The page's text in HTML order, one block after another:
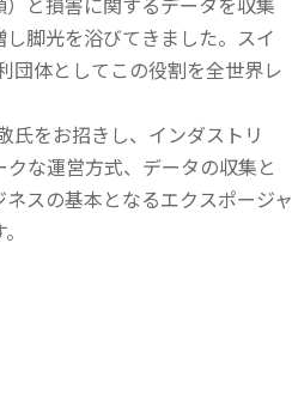
脚光を浴びてきました。スイ
団体としてこの役割を全世界レ
氏をお招きし、インダストリ
な運営方式、データの収集と
スの基本となるエクスポージャ